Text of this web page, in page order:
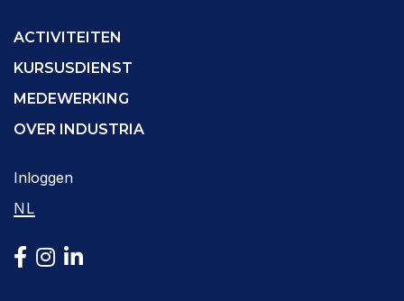
ACTIVITEITEN
KURSUSDIENST
MEDEWERKING
OVER INDUSTRIA
Inloggen
NL